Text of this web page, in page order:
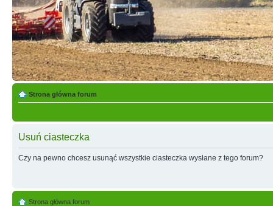
Strona główna forum
Usuń ciasteczka
Czy na pewno chcesz usunąć wszystkie ciasteczka wysłane z tego forum?
Strona główna forum